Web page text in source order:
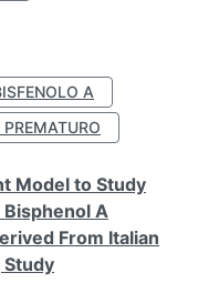
A
Model to Study
A
From Italian